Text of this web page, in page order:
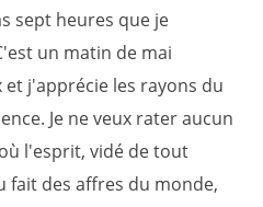
sept heures que je
un matin de mai
j'apprécie les rayons du
Je ne veux rater aucun
l'esprit, vidé de tout
fait des affres du monde,